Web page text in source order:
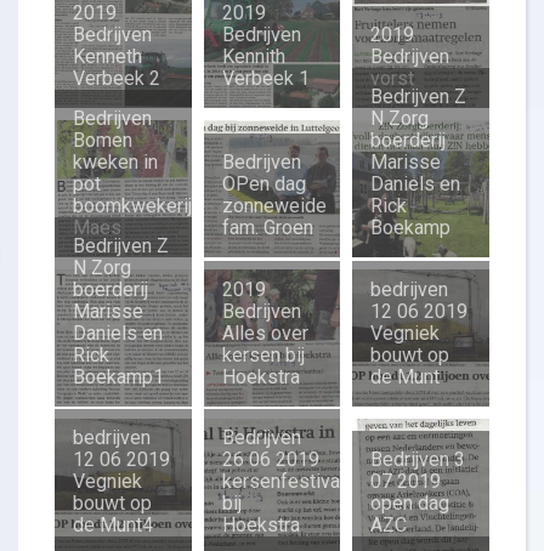
2019
Bedrijven
Kenneth
Verbeek 2
2019
Bedrijven
Kennith
Verbeek 1
2019
Bedrijven
vorst
Bedrijven
Bomen
kweken in
pot
boomkwekerij
Maes
Bedrijven
OPen dag
zonneweide
fam. Groen
Bedrijven Z
N Zorg
boerderij
Marisse
Daniels en
Rick
Boekamp
Bedrijven Z
N Zorg
boerderij
Marisse
Daniels en
Rick
Boekamp1
2019
Bedrijven
Alles over
kersen bij
Hoekstra
bedrijven
12 06 2019
Vegniek
bouwt op
de Munt
bedrijven
12 06 2019
Vegniek
bouwt op
de Munt4
Bedrijven
26 06 2019
kersenfestival
bij
Hoekstra
Bedrijven 3
07 2019
open dag
AZC